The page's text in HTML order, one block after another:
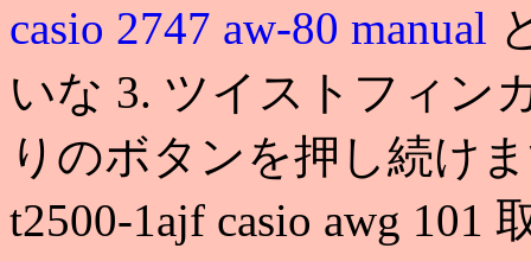
casio 2747 aw-80 manual
いな 3. ツイストフィン
りのボタンを押し続け
t2500-1ajf casio awg 101